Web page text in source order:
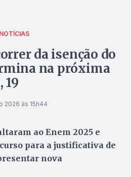
da isenção do
na próxima
19
2026 às 15h44
ao Enem 2025 e
para a justificativa de
nova